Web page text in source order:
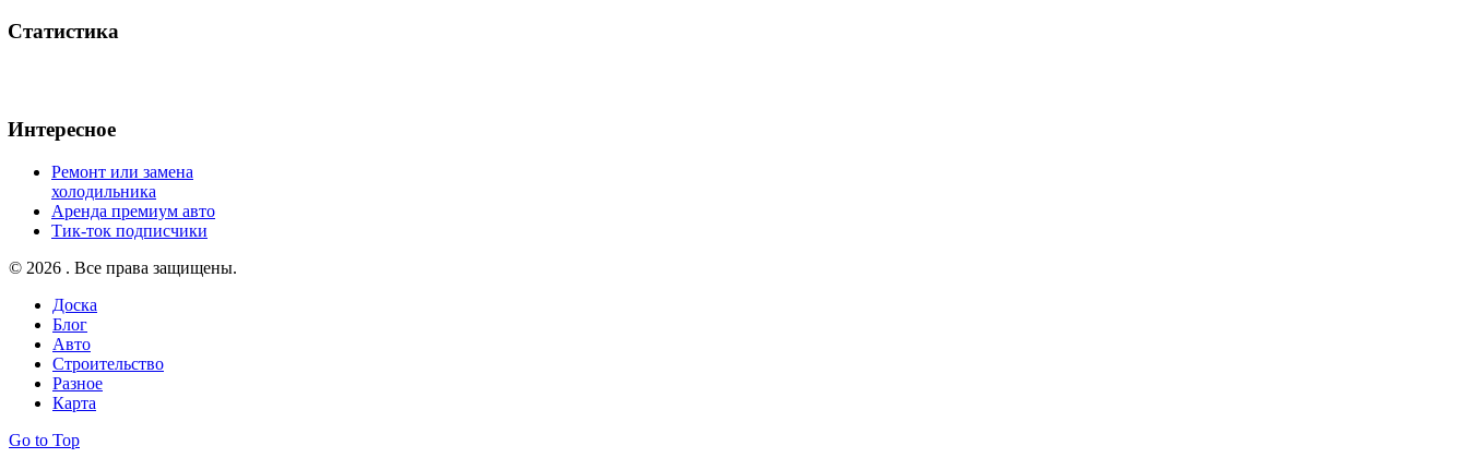
Статистика
Интересное
Ремонт или замена
холодильника
Аренда премиум авто
Тик-ток подписчики
© 2026 . Все права защищены.
Доска
Блог
Авто
Строительство
Разное
Карта
Go to Top